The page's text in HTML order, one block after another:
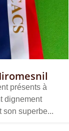
présents à
dignement
son superbe...